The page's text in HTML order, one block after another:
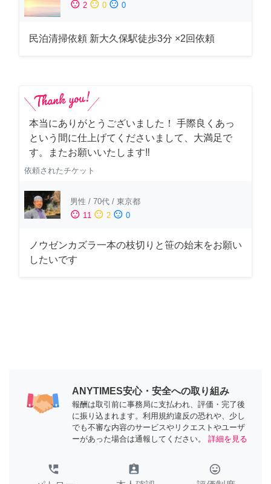
sentiment_satisfied 2 sentiment_neutral 0 sentiment_dissatisfied 0
民泊清掃依頼 新大久保駅徒歩3分 ×2回依頼
本当にありがとうございました！ 手際良くあっ
という間に仕上げてくださいまして、大満足で
す。またお願いいたします‼️
依頼されたチケット
男性 / 70代 / 東京都
sentiment_satisfied 11 sentiment_neutral 2 sentiment_dissatisfied 0
ノウゼンカズラ一本の枝切りと笹の始末をお願い
したいです
ANYTIMES安心・安全への取り組み
報酬は取引前に事務局に支払われ、評価・完了後
に振り込まれます。利用規約違反の恐れや、少し
でも不審な内容のサービスやリクエストやユーザ
ーがあった場合は通報してください。
詳細を見る
perm_phone_msg assignment_ind tag_faces